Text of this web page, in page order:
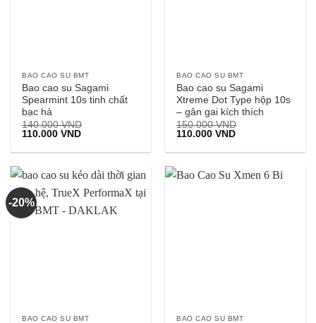
BAO CAO SU BMT
Bao cao su Sagami
Spearmint 10s tinh chất
bạc hà
140.000VND
Giá
là:
110.000VNDGiá
tại
110.000 VND.
BAO CAO SU BMT
Bao cao su Sagami
Xtreme Dot Type hộp 10s
– gân gai kích thích
150.000VND
Giá
là:
110.000VNDGiá
tại
110.000 VND.
-20%
BAO CAO SU BMT BAO CAO SU BMT